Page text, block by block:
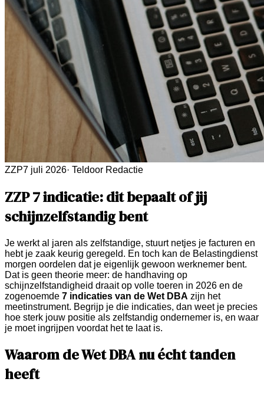
ZZP7 juli 2026· Teldoor Redactie
ZZP 7 indicatie: dit bepaalt of jij
schijnzelfstandig bent
Je werkt al jaren als zelfstandige, stuurt netjes je facturen en
hebt je zaak keurig geregeld. En toch kan de Belastingdienst
morgen oordelen dat je eigenlijk gewoon werknemer bent.
Dat is geen theorie meer: de handhaving op
schijnzelfstandigheid draait op volle toeren in 2026 en de
zogenoemde 7 indicaties van de Wet DBA zijn het
meetinstrument. Begrijp je die indicaties, dan weet je precies
hoe sterk jouw positie als zelfstandig ondernemer is, en waar
je moet ingrijpen voordat het te laat is.
Waarom de Wet DBA nu écht tanden
heeft